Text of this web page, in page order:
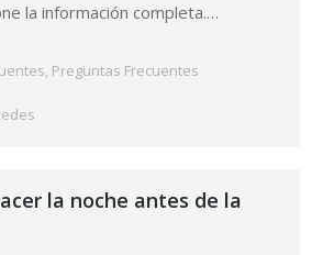
la información completa.…
, Preguntas Frecuentes
la noche antes de la